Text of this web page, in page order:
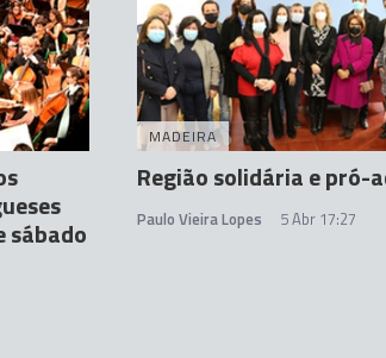
sábado
MADEIRA
Região solidária e pró-
Paulo Vieira Lopes 5 Abr 17:27